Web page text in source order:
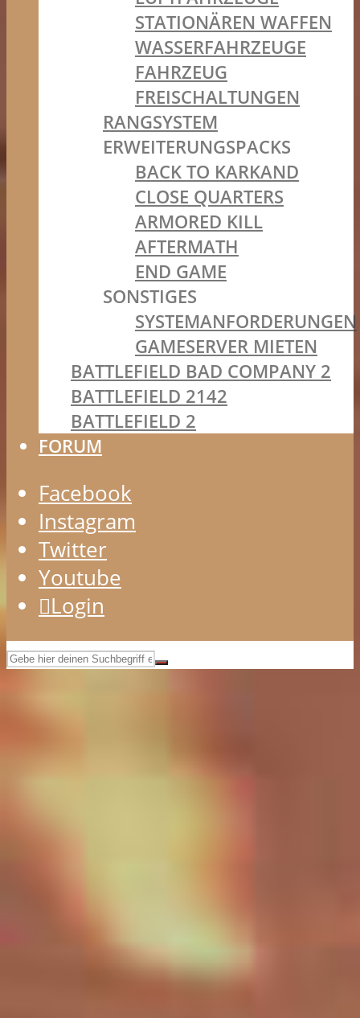
STATIONÄREN WAFFEN
WASSERFAHRZEUGE
FAHRZEUG
FREISCHALTUNGEN
RANGSYSTEM
ERWEITERUNGSPACKS
BACK TO KARKAND
CLOSE QUARTERS
ARMORED KILL
AFTERMATH
END GAME
SONSTIGES
SYSTEMANFORDERUNGEN
GAMESERVER MIETEN
BATTLEFIELD BAD COMPANY 2
BATTLEFIELD 2142
BATTLEFIELD 2
FORUM
Facebook
Instagram
Twitter
Youtube
Login